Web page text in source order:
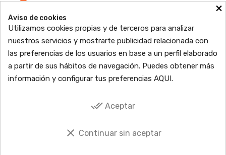
Farmacia Jordi Blanch
C/ Major, 1 - 43877
Ldo. Jordi Blanch Pastor
Nº de Colegiado: 870
Nº Autorización: F4300109
PRODUCTOS

INFORMACIÓN
×
Aviso de cookies
Utilizamos cookies propias y de terceros para analizar
nuestros servicios y mostrarte publicidad relacionada con
las preferencias de los usuarios en base a un perfil elaborado
a partir de sus hábitos de navegación. Puedes obtener más
información y configurar tus preferencias AQUI.
done_all Aceptar
clear Continuar sin aceptar